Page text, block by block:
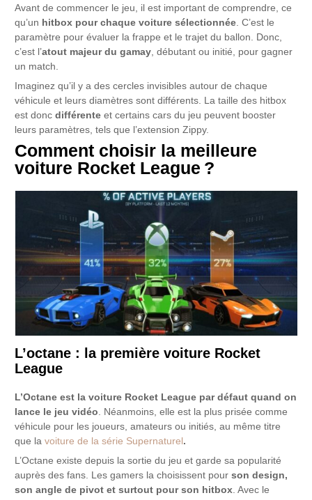
Avant de commencer le jeu, il est important de comprendre, ce
qu’un hitbox pour chaque voiture sélectionnée . C’est le
paramètre pour évaluer la frappe et le trajet du ballon. Donc,
c’est l’atout majeur du gamay , débutant ou initié, pour gagner
un match.
Imaginez qu’il y a des cercles invisibles autour de chaque
véhicule et leurs diamètres sont différents. La taille des hitbox
est doncdifférente et certains cars du jeu peuvent booster
leurs paramètres, tels que l’extension Zippy.
Comment choisir la meilleure
voiture Rocket League ?
L’octane : la première voiture Rocket
League
L’Octane est la voiture Rocket League par défaut quand on
lance le jeu vidéo. Néanmoins, elle est la plus prisée comme
véhicule pour les joueurs, amateurs ou initiés, au même titre
que lavoiture de la série Supernaturel .
L’Octane existe depuis la sortie du jeu et garde sa popularité
auprès des fans. Les gamers la choisissent pourson design,
son angle de pivot et surtout pour son hitbox. Avec le